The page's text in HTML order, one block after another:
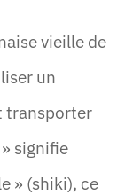
vieille de
un
transporter
signifie
» (shiki), ce